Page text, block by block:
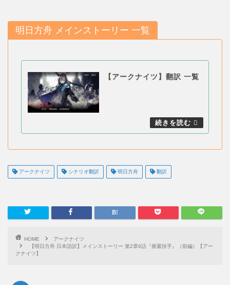
明日方舟 メインストーリー 一覧
【アークナイツ】翻訳 一覧
アークナイツ シナリオ翻訳 明日方舟 翻訳
HOME
アークナイツ
【明日方舟 日本語訳】メインストーリー 第2章6話『握紧扶手』（前編）【アー
クナイツ】